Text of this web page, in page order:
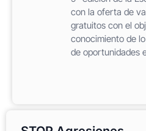
con la oferta de
gratuitos con el
conocimiento de
de oportunidades